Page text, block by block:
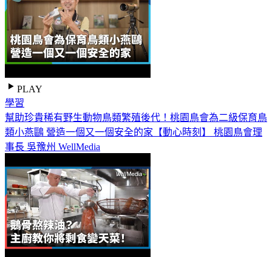
PLAY
學習
幫助珍貴稀有野生動物鳥類繁殖後代！桃園鳥會為二級保育鳥
類小燕鷗 營造一個又一個安全的家【動心時刻】 桃園鳥會理
事長 吳豫州 WellMedia